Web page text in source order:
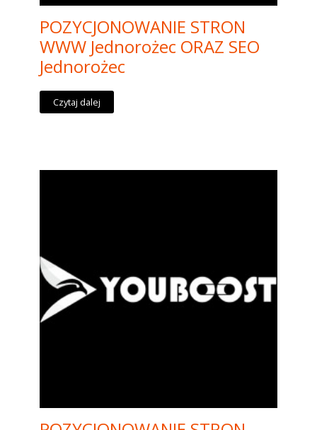
POZYCJONOWANIE STRON
WWW Jednorożec ORAZ SEO
Jednorożec
Czytaj dalej